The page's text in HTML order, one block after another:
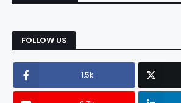
FOLLOW US
1.5k